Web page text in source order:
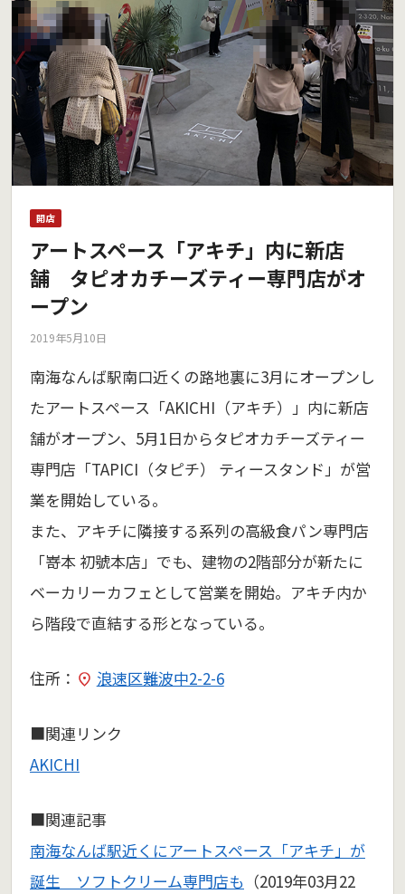
開店
アートスペース「アキチ」内に新店
舗 タピオカチーズティー専門店がオ
ープン
2019年5月10日
南海なんば駅南口近くの路地裏に3月にオープンし
たアートスペース「AKICHI（アキチ）」内に新店
舗がオープン、5月1日からタピオカチーズティー
専門店「TAPICI（タピチ） ティースタンド」が営
業を開始している。
また、アキチに隣接する系列の高級食パン専門店
「嵜本 初號本店」でも、建物の2階部分が新たに
ベーカリーカフェとして営業を開始。アキチ内か
ら階段で直結する形となっている。
住所： 浪速区難波中2-2-6
■関連リンク
AKICHI
■関連記事
南海なんば駅近くにアートスペース「アキチ」が
誕生 ソフトクリーム専門店も （2019年03月22